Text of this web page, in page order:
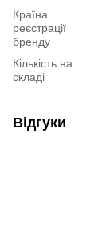
Країна
реєстрації
бренду
Кількість на
складі
Відгуки